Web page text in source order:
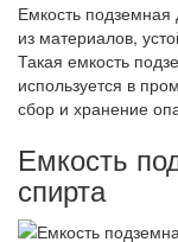
Емкость подземная
из материалов,
Такая емкость
используется в
сбор и хранение
Емкость
спирта